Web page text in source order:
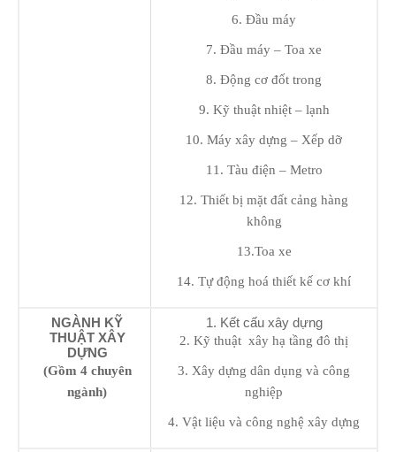
6. Đầu máy
7. Đầu máy – Toa xe
8. Động cơ đốt trong
9. Kỹ thuật nhiệt – lạnh
10. Máy xây dựng – Xếp dỡ
11. Tàu điện – Metro
12. Thiết bị mặt đất cảng hàng
không
13.Toa xe
14. Tự động hoá thiết kế cơ khí
NGÀNH KỸ
THUẬT XÂY
DỰNG
(Gồm 4 chuyên
ngành)
1. Kết cấu xây dựng
2. Kỹ thuật xây hạ tầng đô thị
3. Xây dựng dân dụng và công
nghiệp
4. Vật liệu và công nghệ xây dựng